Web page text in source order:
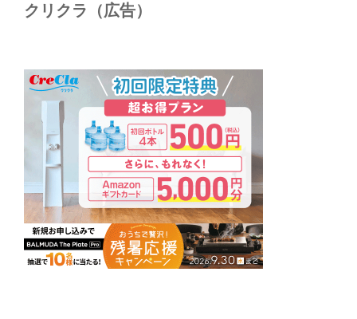
クリクラ（広告）